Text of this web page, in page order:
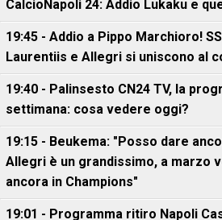
CalcioNapoli 24: Addio Lukaku e
19:45 - Addio a Pippo Marchioro!
Laurentiis e Allegri si uniscono al
19:40 - Palinsesto CN24 TV, la
settimana: cosa vedere oggi?
19:15 - Beukema: "Posso dare
Allegri è un grandissimo, a marzo
ancora in Champions"
19:01 - Programma ritiro Napoli